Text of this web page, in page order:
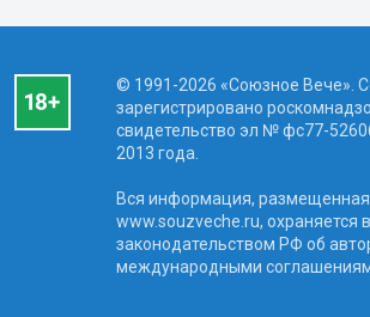
© 1991-2026 «Союзное Вече».
зарегистрировано
свидетельство эл № фc77-
2013 года.
Вся информация, размещенная
www.souzveche.ru, охраняется
законодательством РФ об
международными